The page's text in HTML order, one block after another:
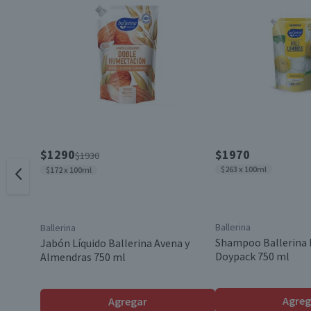
Característica Sustentable
$1290$1930
$172 x 100ml
Ballerina
Jabón Líquido Ballerina Avena y
Almendras 750 ml
Agregar
$1970
$263 x 100ml
Ballerina
Shampoo Ballerina
Doypack 750 ml